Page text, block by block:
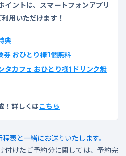
イントは、スマートフォンアプリ
利用いただけます！
典
券 おひとり様1個無料
タカフェ おひとり様1ドリンク無
！詳しくはこちら
表と一緒にお送りいたします。
けたご予約分に関しては、予約完